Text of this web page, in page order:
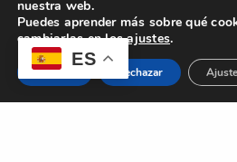
ES
nuestra web.
Puedes aprender más sobre qué
cambiarlas en losajustes.
Aceptar Rechazar